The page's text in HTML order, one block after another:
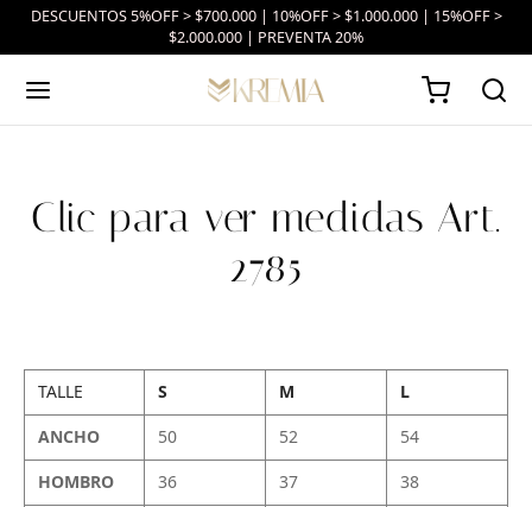
DESCUENTOS 5%OFF > $700.000 | 10%OFF > $1.000.000 | 15%OFF >
$2.000.000 | PREVENTA 20%
Clic para ver medidas Art.
2785
TALLE S M
L
ANCHO
50 52
54
HOMBRO
36 37
38